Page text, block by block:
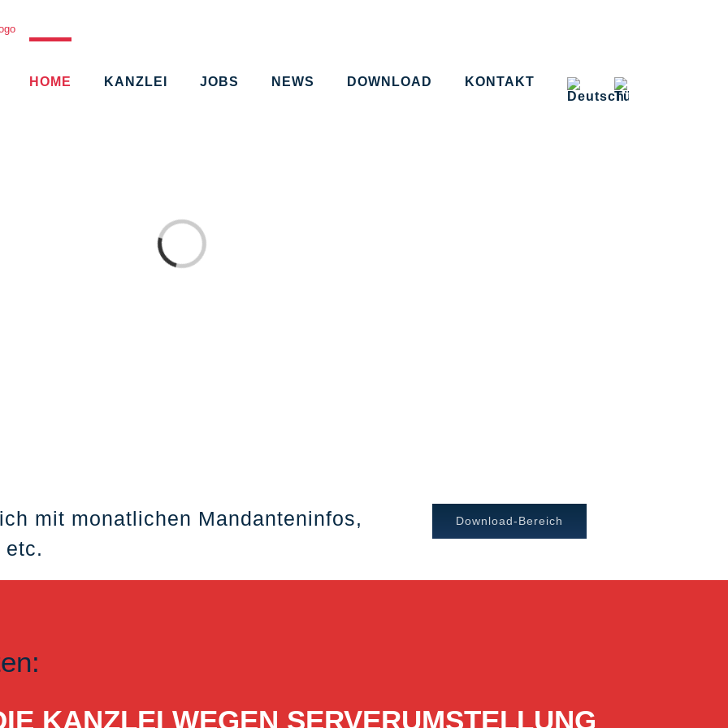
HOME KANZLEI JOBS NEWS DOWNLOAD KONTAKT
Loading...
mit monatlichen Mandanteninfos,
etc.
Download-Bereich
KANZLEI WEGEN SERVERUMSTELLUNG